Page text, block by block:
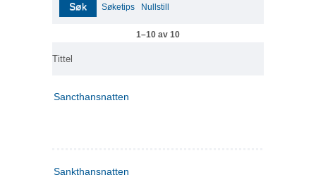
Søk Søketips Nullstill
1–10 av 10
Tittel
Sancthansnatten
Sankthansnatten